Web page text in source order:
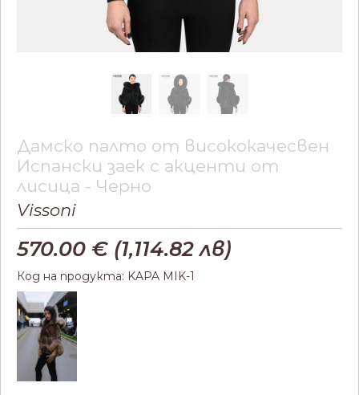
Дамско палто от висококачесвен
Испански заек с акценти от
лисица - Черно
Vissoni
570.00 € (1,114.82 лв)
Код на продукта: KAPA MIK-1